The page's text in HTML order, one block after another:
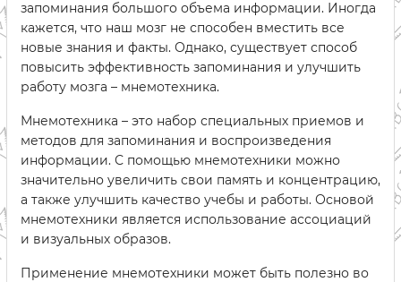
запоминания большого объема информации. Иногда
кажется, что наш мозг не способен вместить все
новые знания и факты. Однако, существует способ
повысить эффективность запоминания и улучшить
работу мозга – мнемотехника.
Мнемотехника – это набор специальных приемов и
методов для запоминания и воспроизведения
информации. С помощью мнемотехники можно
значительно увеличить свои память и концентрацию,
а также улучшить качество учебы и работы. Основой
мнемотехники является использование ассоциаций
и визуальных образов.
Применение мнемотехники может быть полезно во